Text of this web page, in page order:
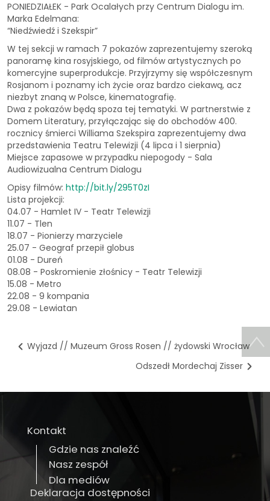
PONIEDZIAŁEK - Park Ocalałych przy Centrum Dialogu im.
Marka Edelmana:
“Niedźwiedź i Szekspir”
W tej sekcji w ramach 7 pokazów zaprezentujemy szeroką
panoramę kina rosyjskiego, od filmów artystycznych po
komercyjne superprodukcje. Przyjrzymy się współczesnym
Rosjanom i poznamy ich życie oraz bardzo ciekawą, acz
niezbyt znaną w Polsce, kinematografię.
Dwa z pokazów będą spoza tej tematyki. W partnerstwie z
Domem Literatury, przyłączając się do obchodów 400.
rocznicy śmierci Williama Szekspira zaprezentujemy dwa
przedstawienia Teatru Telewizji (4 lipca i 1 sierpnia)
Miejsce zapasowe w przypadku niepogody - Sala
Audiowizualna Centrum Dialogu
Opisy filmów: http://bit.ly/295T0zI
Lista projekcji:
04.07 - Hamlet IV - Teatr Telewizji
11.07 - Tlen
18.07 - Pionierzy marzyciele
25.07 - Geograf przepił globus
01.08 - Dureń
08.08 - Poskromienie złośnicy - Teatr Telewizji
15.08 - Metro
22.08 - 9 kompania
29.08 - Lewiatan
Wyjazd // Muzeum Gross Rosen // żydowski Wrocław
Odszedł Mordechaj Zisser
Kontakt
Gdzie nas znaleźć
Nasz zespół
Dla mediów
Deklaracja dostępności